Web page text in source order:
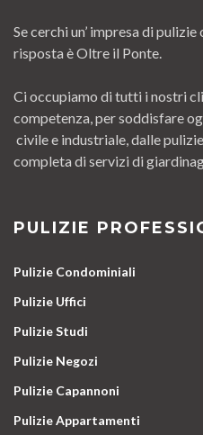
Se cerchi un’ impresa di
risposta è Oltre il Ponte.
Ci occupiamo di tutti i nostri
competenza, per soddisfare
civile e industriale, dalle
completa di servizi di
PULIZIE
Pulizie Condominiali
Pulizie Uffici
Pulizie Studi
Pulizie Negozi
Pulizie Capannoni
Pulizie Appartamenti